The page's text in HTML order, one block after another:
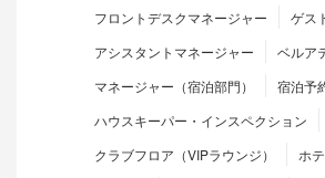
フロントデスクマネージャー
ゲス
アシスタントマネージャー
ベルア
マネージャー（宿泊部門）
宿泊予
ハウスキーパー・インスペクション
クラブフロア（VIPラウンジ）
ホ